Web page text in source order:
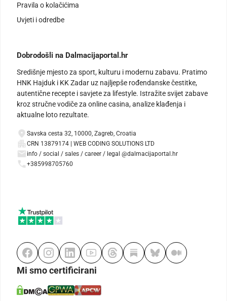
Pravila o kolačićima
Uvjeti i odredbe
Dobrodošli na Dalmacijaportal.hr
Središnje mjesto za sport, kulturu i modernu zabavu. Pratimo
HNK Hajduk i KK Zadar uz najljepše rođendanske čestitke,
autentične recepte i savjete za lifestyle. Istražite svijet zabave
kroz stručne vodiče za online casina, analize klađenja i
aktualne loto rezultate.
Savska cesta 32, 10000, Zagreb, Croatia
CRN 13879174 | WEB CODING SOLUTIONS LTD
info / social / sales / career / legal @dalmacijaportal.hr
+385998705760
Mi smo certificirani